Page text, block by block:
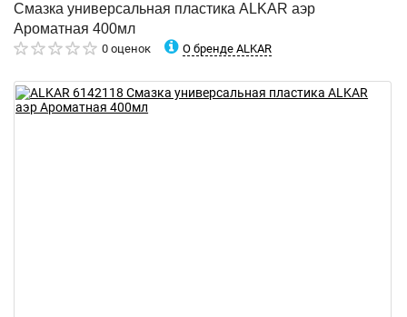
Смазка универсальная пластика ALKAR аэр
Ароматная 400мл
0 оценок О бренде ALKAR